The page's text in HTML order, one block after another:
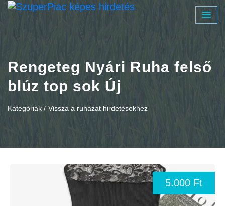
Rengeteg Nyári Ruha felső
blúz top sok Új
Kategóriák / Vissza a ruházat hirdetésekhez
5.000 Ft